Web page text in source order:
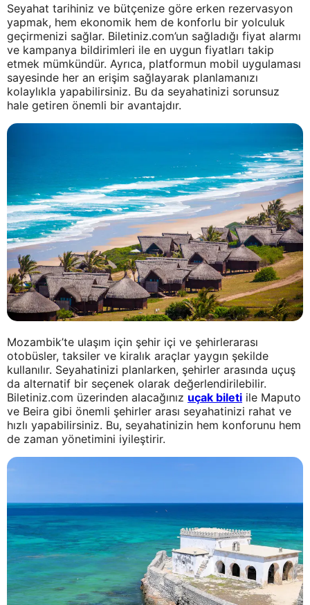
Seyahat tarihiniz ve bütçenize göre erken rezervasyon
yapmak, hem ekonomik hem de konforlu bir yolculuk
geçirmenizi sağlar. Biletiniz.com’un sağladığı fiyat alarmı
ve kampanya bildirimleri ile en uygun fiyatları takip
etmek mümkündür. Ayrıca, platformun mobil uygulaması
sayesinde her an erişim sağlayarak planlamanızı
kolaylıkla yapabilirsiniz. Bu da seyahatinizi sorunsuz
hale getiren önemli bir avantajdır.
Mozambik’te ulaşım için şehir içi ve şehirlerarası
otobüsler, taksiler ve kiralık araçlar yaygın şekilde
kullanılır. Seyahatinizi planlarken, şehirler arasında uçuş
da alternatif bir seçenek olarak değerlendirilebilir.
Biletiniz.com üzerinden alacağınız uçak bileti ile Maputo
ve Beira gibi önemli şehirler arası seyahatinizi rahat ve
hızlı yapabilirsiniz. Bu, seyahatinizin hem konforunu hem
de zaman yönetimini iyileştirir.